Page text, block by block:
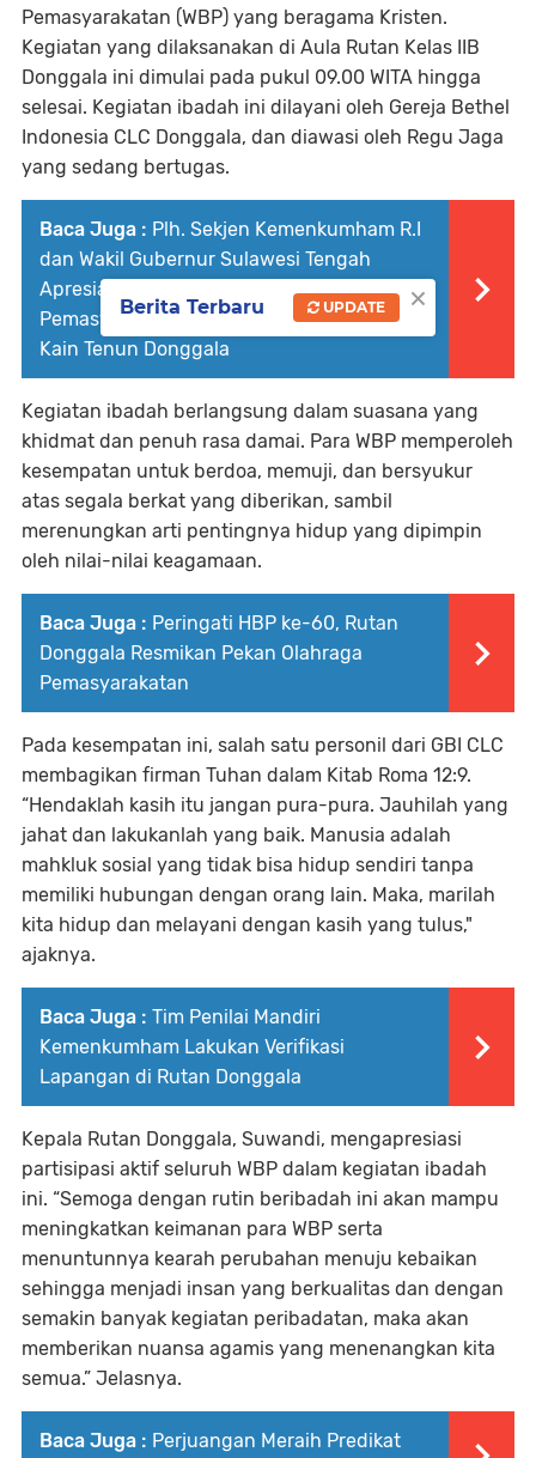
Pemasyarakatan (WBP) yang beragama Kristen.
Kegiatan yang dilaksanakan di Aula Rutan Kelas IIB
Donggala ini dimulai pada pukul 09.00 WITA hingga
selesai. Kegiatan ibadah ini dilayani oleh Gereja Bethel
Indonesia CLC Donggala, dan diawasi oleh Regu Jaga
yang sedang bertugas.
Baca Juga : Plh. Sekjen Kemenkumham R.I
dan Wakil Gubernur Sulawesi Tengah
Apresiasi Karya Warga Binaan
Pemasyarakatan Rutan Donggala Berupa
Kain Tenun Donggala
Kegiatan ibadah berlangsung dalam suasana yang
khidmat dan penuh rasa damai. Para WBP memperoleh
kesempatan untuk berdoa, memuji, dan bersyukur
atas segala berkat yang diberikan, sambil
merenungkan arti pentingnya hidup yang dipimpin
oleh nilai-nilai keagamaan.
Baca Juga : Peringati HBP ke-60, Rutan
Donggala Resmikan Pekan Olahraga
Pemasyarakatan
Pada kesempatan ini, salah satu personil dari GBI CLC
membagikan firman Tuhan dalam Kitab Roma 12:9.
“Hendaklah kasih itu jangan pura-pura. Jauhilah yang
jahat dan lakukanlah yang baik. Manusia adalah
mahkluk sosial yang tidak bisa hidup sendiri tanpa
memiliki hubungan dengan orang lain. Maka, marilah
kita hidup dan melayani dengan kasih yang tulus,"
ajaknya.
Baca Juga : Tim Penilai Mandiri
Kemenkumham Lakukan Verifikasi
Lapangan di Rutan Donggala
Kepala Rutan Donggala, Suwandi, mengapresiasi
partisipasi aktif seluruh WBP dalam kegiatan ibadah
ini. “Semoga dengan rutin beribadah ini akan mampu
meningkatkan keimanan para WBP serta
menuntunnya kearah perubahan menuju kebaikan
sehingga menjadi insan yang berkualitas dan dengan
semakin banyak kegiatan peribadatan, maka akan
memberikan nuansa agamis yang menenangkan kita
semua.” Jelasnya.
Baca Juga : Perjuangan Meraih Predikat
×
Berita Terbaru UPDATE